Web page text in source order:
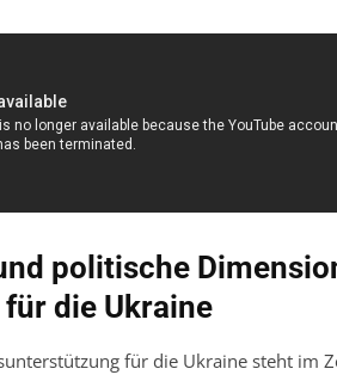
politische
die Ukraine
für die Ukraine steht im